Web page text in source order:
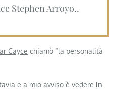
Stephen Arroyo..
Cayce chiamò “la personalità
e a mio avviso è vedere in